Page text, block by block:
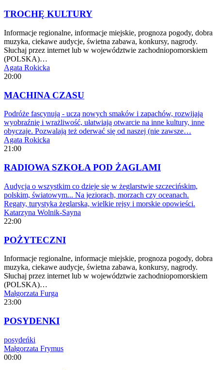
TROCHĘ KULTURY
Informacje regionalne, informacje miejskie, prognoza pogody, dobra
muzyka, ciekawe audycje, świetna zabawa, konkursy, nagrody.
Słuchaj przez internet lub w województwie zachodniopomorskiem
(POLSKA)…
Agata Rokicka
20:00
MACHINA CZASU
Podróże fascynują - uczą nowych smaków i zapachów, rozwijają
wyobraźnię i wrażliwość, ułatwiają otwarcie na inne kultury, inne
obyczaje. Pozwalają też oderwać się od naszej (nie zawsze…
Agata Rokicka
21:00
RADIOWA SZKOŁA POD ŻAGLAMI
Audycja o wszystkim co dzieje się w żeglarstwie szczecińskim,
polskim, światowym... Na jeziorach, morzach czy oceanach.
Regaty, turystyka żeglarska, wielkie rejsy i morskie opowieści.
Katarzyna Wolnik-Sayna
22:00
POŻYTECZNI
Informacje regionalne, informacje miejskie, prognoza pogody, dobra
muzyka, ciekawe audycje, świetna zabawa, konkursy, nagrody.
Słuchaj przez internet lub w województwie zachodniopomorskiem
(POLSKA)…
Małgorzata Furga
23:00
POSYDENKI
posydeńki
Małgorzata Frymus
00:00